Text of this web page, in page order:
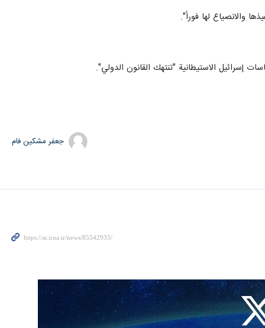
والانصياع لها فوراً".
إسرائيل الاستيطانية "تنتهك القانون الدولي".
جعفر مشکین فام